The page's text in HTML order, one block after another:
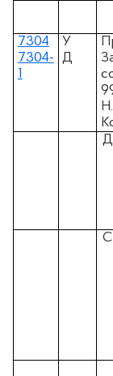
7304
7304-
1
У
Д